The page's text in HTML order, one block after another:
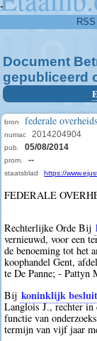
-
RSS
Document
gepubliceerd
bron federale
numac 2014204904
pub. 05/08/2014
prom. --
staatsblad https://
FEDERALE
Rechterlijke Orde Bij
vernieuwd, voor een
de benoeming tot het
koophandel Gent,
te De Panne; - Pattyn
Bij koninklijk
Langlois J., rechter in
functie van
termijn van vijf jaar